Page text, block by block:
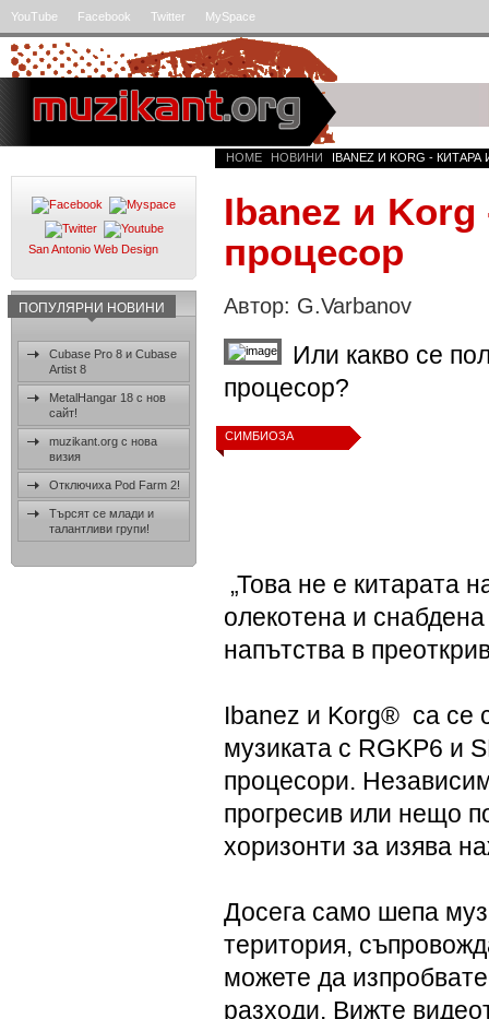
YouTube Facebook Twitter MySpace
San Antonio Web Design
ПОПУЛЯРНИ НОВИНИ
Cubase Pro 8 и Cubase
Artist 8
MetalHangar 18 с нов
сайт!
muzikant.org с нова
визия
Отключиха Pod Farm 2!
Търсят се млади и
талантливи групи!
HOME НОВИНИ IBANEZ И KORG -
Ibanez и Korg
процесор
Автор: G.Varbanov
СИМБИОЗА
Или какво се
процесор?
„Това не е китарата
олекотена и
напътства в
Ibanez и Korg® са се
музиката с RGKP6 и
процесори.
прогресив или нещо
хоризонти за изява
Досега само шепа
територия,
можете да
разходи. Вижте